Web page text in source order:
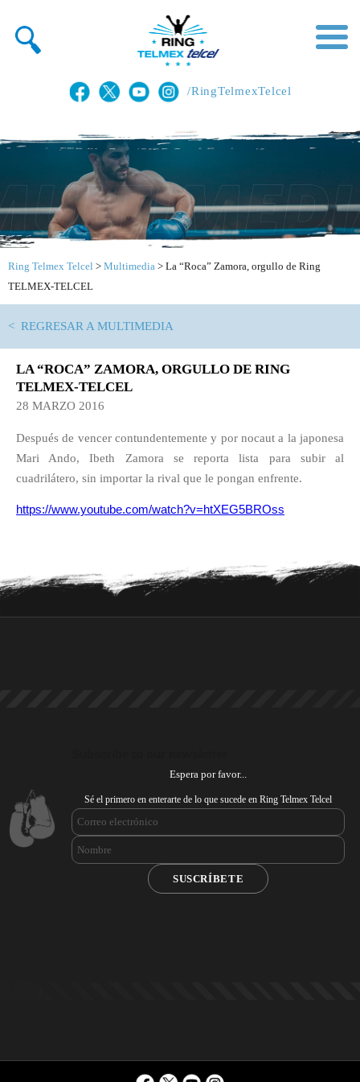
/RingTelmexTelcel
Ring Telmex Telcel > Multimedia > La “Roca” Zamora, orgullo de Ring
TELMEX-TELCEL
< REGRESAR A MULTIMEDIA
LA “ROCA” ZAMORA, ORGULLO DE RING
TELMEX-TELCEL
28 MARZO 2016
Después de vencer contundentemente y por nocaut a la japonesa
Mari Ando, Ibeth Zamora se reporta lista para subir al
cuadrilátero, sin importar la rival que le pongan enfrente.
https://www.youtube.com/watch?v=htXEG5BROss
Espera por favor...
Sé el primero en enterarte de lo que sucede en Ring Telmex Telcel